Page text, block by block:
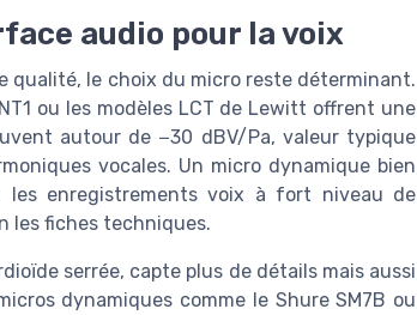
audio pour la voix
qualité, le choix du micro reste déterminant.
ou les modèles LCT de Lewitt offrent une
autour de −30 dBV/Pa, valeur typique
vocales. Un micro dynamique bien
les enregistrements voix à fort niveau de
les fiches techniques.
serrée, capte plus de détails mais aussi
dynamiques comme le Shure SM7B ou